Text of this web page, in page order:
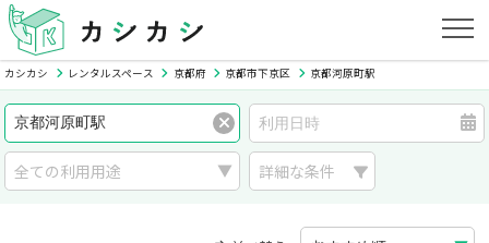
カシカシ レンタルスペース 京都府 京都市下京区 京都河原町駅
詳細な条件